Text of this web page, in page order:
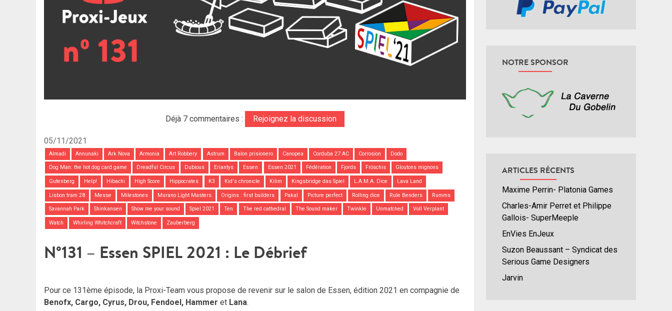
Déjà 7 commentaires : Rejoignez la discussion
05/11/2021
Almadi Annunaki Ark Nova Armonia Art Robbery Astrum Balon prisionero Canopea Corduba 27 AC Corrosion Dodo
Dog Man: the hot dog card game Dreadful Circus Dubious Eriantys Essen Essen 2021 Fédération Fjords Fröschis Gloutons mignons
Gutenberg Help! Hibachi High Score Hippocrates K3 Kid's chronicle Kilim Kingsbridge das Spiel L.A.M.A. Dice Lava Land
Lisbon tram 28 Messe Milestones Murano Light Masters Origins : first builders Pakal Picture perfect Rolling dice Rule Benders Rumms
Savannah Park Shinkansen Show me your sound Spiel 2021 Ten The red cathedral The Sound maker Twinkle Unmatched Voll Verplant
Watch Whirling Whitchcraft Witchstone Zauberberg
N°131 – Essen SPIEL 2021 : Le Débrief
Pour ce 131ème épisode, la Proxi-Team vous propose de revenir sur le salon de Essen, édition 2021 en compagnie de
Benofx, Cargo, Cyrus, Drou, Fendoel, Hammer et Lana.
NOTRE SPONSOR
ARTICLES RÉCENTS
Maxime Perrin- Platonia Games
Charles-Amir Perret et Philippe
Gallois- SuperMeeple
EnVies EnJeux
Suzon Beaussant – Syndicat des
Serious Game Designers
Jarvin